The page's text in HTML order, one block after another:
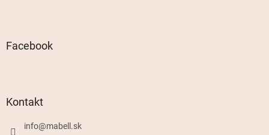
Facebook
Kontakt
info@mabell.sk